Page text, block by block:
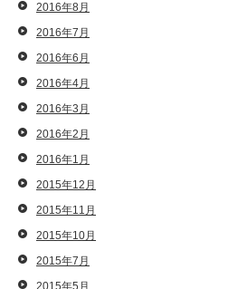
2016年8月
2016年7月
2016年6月
2016年4月
2016年3月
2016年2月
2016年1月
2015年12月
2015年11月
2015年10月
2015年7月